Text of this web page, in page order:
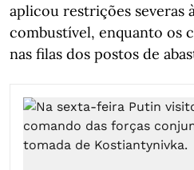
aplicou restrições severas
combustível, enquanto os
nas filas dos postos de